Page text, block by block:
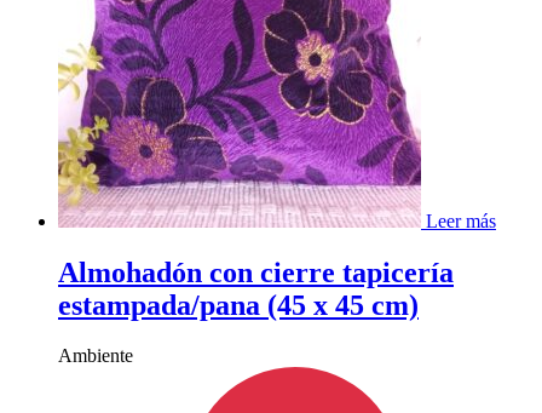
Leer más
Almohadón con cierre tapicería
estampada/pana (45 x 45 cm)
Ambiente